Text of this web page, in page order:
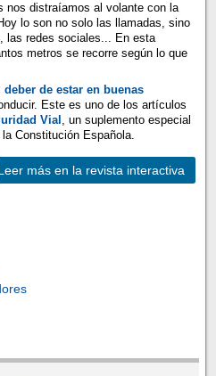
nos distraíamos al volante con la
lo son no solo las llamadas, sino
las redes sociales... En esta
metros se recorre según lo que
deber de estar en buenas
Este es uno de los artículos
Vial , un suplemento especial
Constitución Española.
más en la revista interactiva